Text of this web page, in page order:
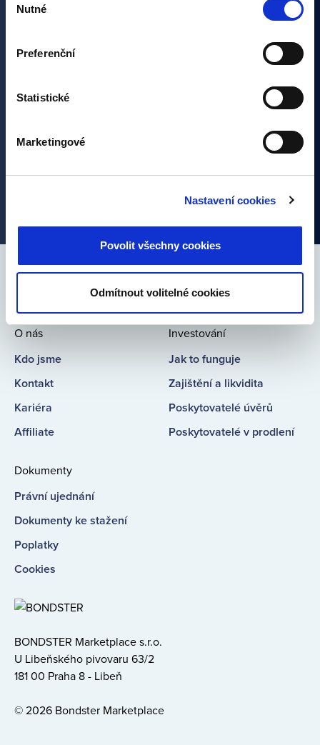
však rádi, pokud se nejdříve obrátíte přímo na nás a
budeme tak moct Váš požadavek obratem vyřešit. Svoje
nastavení můžete kdykoliv změnit v zápatí stránky
„Nastavení cookies“.
souhlasu
Nutné
Preferenční
Statistické
Marketingové
Nastavení cookies
Povolit všechny cookies
Odmítnout volitelné cookies
Zajímají vás naše články?
Přihlašte se k odběru a nezmeškejte žádnou novinku ze
Spojte se s námi
Bondster
Facebook
Bondster
LinkedIn
Bondster
Instagram
Bondster
YouTube
O nás
Kdo jsme
Kontakt
Kariéra
Affiliate
Investování
Jak to funguje
Zajištění a likvidita
Poskytovatelé úvěrů
Poskytovatelé v prodlení
Dokumenty
Právní ujednání
Dokumenty ke stažení
Poplatky
Cookies
BONDSTER Marketplace s.r.o.
U Libeňského pivovaru 63/2
181 00 Praha 8 - Libeň
© 2026 Bondster Marketplace